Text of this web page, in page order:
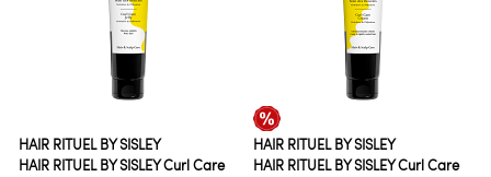
HAIR RITUEL BY SISLEY
HAIR RITUEL BY SISLEY Curl Care
HAIR RITUEL BY SISLEY
HAIR RITUEL BY SISLEY Curl Care